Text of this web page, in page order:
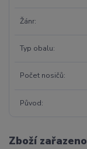
Žánr
Typ obalu
Počet nosičů
Původ
Zboží